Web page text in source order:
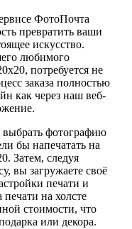
ФотоПочта
превратить ваши
искусство.
любимого
потребуется не
заказа полностью
как через наш веб-
фотографию
бы напечатать на
Затем, следуя
вы загружаете своё
печати и
печати на холсте
стоимости, что
или декора.